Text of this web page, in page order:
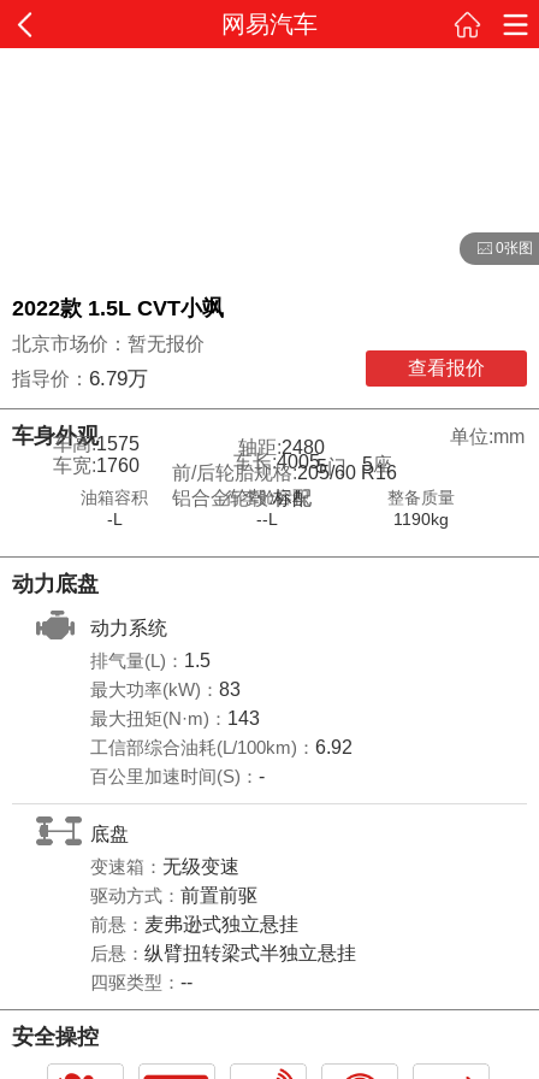
网易汽车
0张图
2022款 1.5L CVT小飒
北京市场价：暂无报价
指导价： 6.79万 查看报价
车身外观
单位:mm
车长:4005
车宽:1760 5座
5门
车高:1575 轴距:2480
前/后轮胎规格:205/60 R16
铝合金轮毂:标配
油箱容积
-L
行李舱容积
--L
整备质量
1190kg
动力底盘
动力系统
排气量(L)： 1.5
最大功率(kW)： 83
最大扭矩(N·m)： 143
工信部综合油耗(L/100km)： 6.92
百公里加速时间(S)： -
底盘
变速箱： 无级变速
驱动方式： 前置前驱
前悬： 麦弗逊式独立悬挂
后悬： 纵臂扭转梁式半独立悬挂
四驱类型： --
安全操控